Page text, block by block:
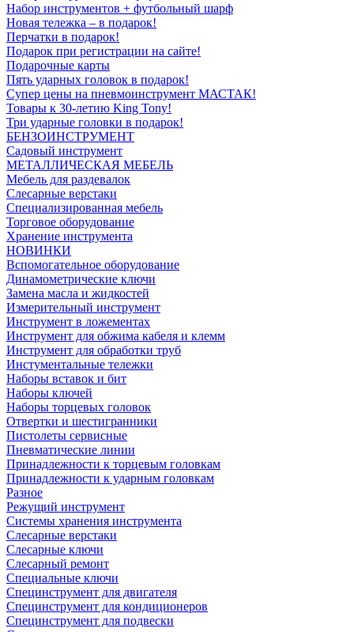
Набор инструментов + футбольный шарф
Новая тележка – в подарок!
Перчатки в подарок!
Подарок при регистрации на сайте!
Подарочные карты
Пять ударных головок в подарок!
Супер цены на пневмоинструмент МАСТАК!
Товары к 30-летию King Tony!
Три ударные головки в подарок!
БЕНЗОИНСТРУМЕНТ
Садовый инструмент
МЕТАЛЛИЧЕСКАЯ МЕБЕЛЬ
Мебель для раздевалок
Слесарные верстаки
Специализированная мебель
Торговое оборудование
Хранение инструмента
НОВИНКИ
Вспомогательное оборудование
Динамометрические ключи
Замена масла и жидкостей
Измерительный инструмент
Инструмент в ложементах
Инструмент для обжима кабеля и клемм
Инструмент для обработки труб
Инстументальные тележки
Наборы вставок и бит
Наборы ключей
Наборы торцевых головок
Отвертки и шестигранники
Пистолеты сервисные
Пневматические линии
Принадлежности к торцевым головкам
Принадлежности к ударным головкам
Разное
Режущий инструмент
Системы хранения инструмента
Слесарные верстаки
Слесарные ключи
Слесарный ремонт
Специальные ключи
Специнструмент для двигателя
Специнструмент для кондиционеров
Специнструмент для подвески